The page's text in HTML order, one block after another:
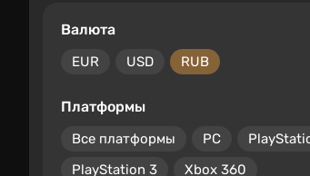
Валюта
EUR USD RUB
Платформы
Все платформы PC
PlayStation 3
Xbox 360